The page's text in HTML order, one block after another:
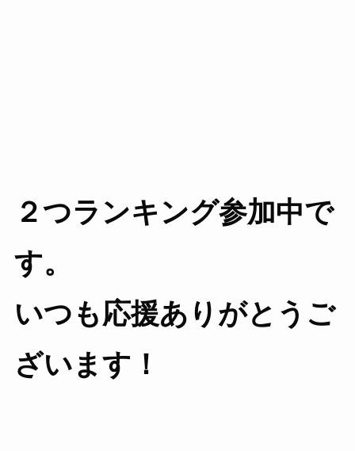
２つランキング参加中で
す。
いつも応援ありがとうご
ざいます！